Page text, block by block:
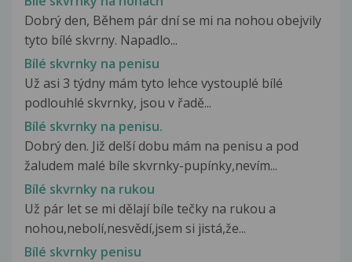
Dobrý den, Během pár dní se mi na nohou obejvily
tyto bílé skvrny. Napadlo...
Bílé skvrnky na penisu
Už asi 3 týdny mám tyto lehce vystouplé bílé
podlouhlé skvrnky, jsou v řadě...
Bílé skvrnky na penisu.
Dobrý den. Již delší dobu mám na penisu a pod
žaludem malé bíle skvrnky-pupínky,nevím...
Bílé skvrnky na rukou
Už pár let se mi dělají bíle tečky na rukou a
nohou,nebolí,nesvědí,jsem si jistá,že...
Bílé skvrnky penisu